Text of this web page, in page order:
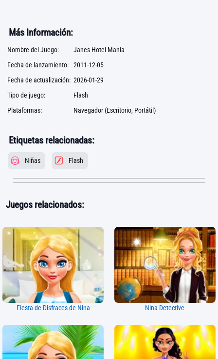
Más Información:
Nombre del Juego:
Janes Hotel Mania
Fecha de lanzamiento: 2011-12-05
Fecha de actualización: 2026-01-29
Tipo de juego:
Flash
Plataformas:
Navegador (Escritorio, Portátil)
Etiquetas relacionadas:
Niñas Flash
Juegos relacionados:
Fiesta de Disfraces de Nina Nina Detective